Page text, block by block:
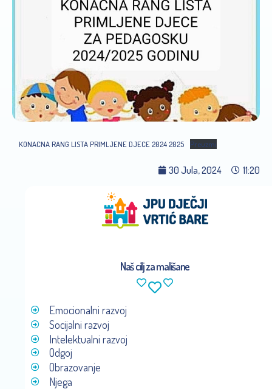
KONACNA RANG LISTA PRIMLJENE DJECE 2024 2025 Preuzmi
30 Jula, 2024 11:20
Naš cilj za mališane
Emocionalni razvoj
Socijalni razvoj
Intelektualni razvoj
Odgoj
Obrazovanje
Njega